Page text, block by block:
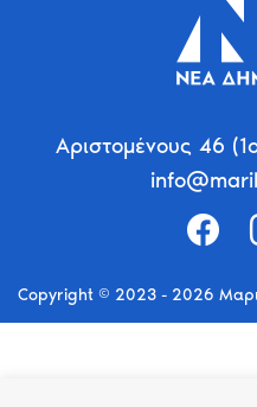
Αριστομένους 46
Copyright © 2023 - 2026